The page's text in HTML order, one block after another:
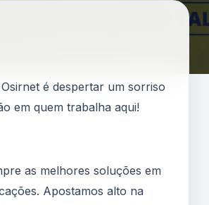
é despertar um sorriso
em quem trabalha aqui!
as melhores soluções em
Apostamos alto na